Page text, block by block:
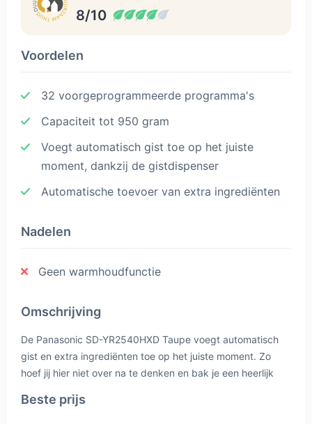
8/10
Voordelen
32 voorgeprogrammeerde programma's
Capaciteit tot 950 gram
Voegt automatisch gist toe op het juiste
moment, dankzij de gistdispenser
Automatische toevoer van extra ingrediënten
Nadelen
Geen warmhoudfunctie
Omschrijving
De Panasonic SD-YR2540HXD Taupe voegt automatisch
gist en extra ingrediënten toe op het juiste moment. Zo
hoef jij hier niet over na te denken en bak je een heerlijk
programma's heb je met één druk op de knop de juiste
Beste prijs